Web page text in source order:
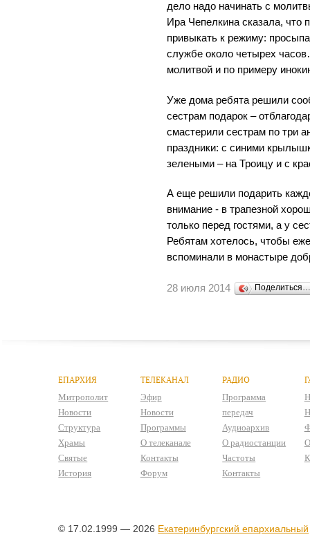
дело надо начинать с
Ира Чепелкина сказала, что
привыкать к режиму:
службе около четырех
молитвой и по примеру
Уже дома ребята решили
сестрам подарок –
смастерили сестрам по три
праздники: с синими
зелеными – на Троицу и с
А еще решили подарить
внимание - в трапезной
только перед гостями, а у
Ребятам хотелось, чтобы
вспоминали в монастыре
28 июля 2014
ЕПАРХИЯ
Митрополит
Новости
Структура
Храмы
Святые
История
ТЕЛЕКАНАЛ
Эфир
Новости
Программы
О телеканале
Контакты
Форум
РАДИО
Программа
передач
Аудиоархив
О радиостанции
Частоты
Контакты
© 17.02.1999 — 2026 Екатеринбургский епархиальный